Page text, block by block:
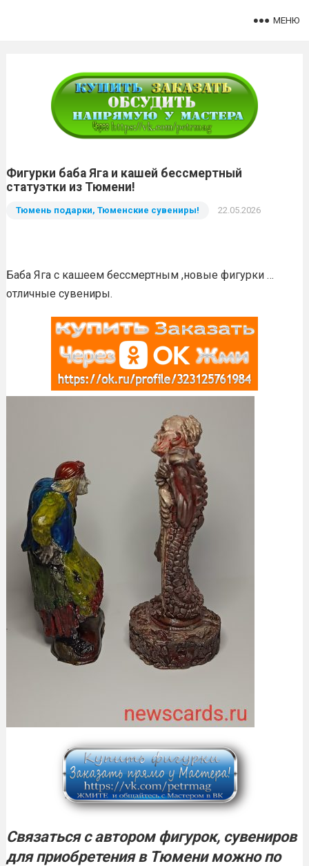
МЕНЮ
Фигурки баба Яга и кашей бессмертный
статуэтки из Тюмени!
Тюмень подарки, Тюменские сувениры! 22.05.2026
Баба Яга с кашеем бессмертным ,новые фигурки …
отличные сувениры.
Связаться с автором фигурок, сувениров
для приобретения в Тюмени можно по